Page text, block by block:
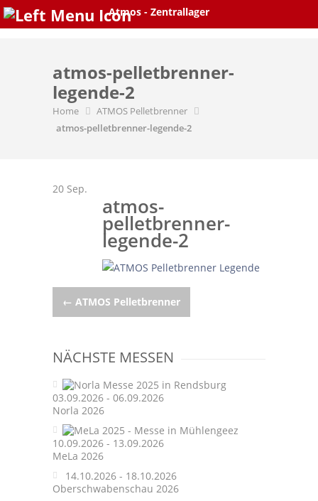
Skip
atmos-pelletbrenner-
legende-2
Home
ATMOS Pelletbrenner
atmos-pelletbrenner-legende-2
20 Sep.
atmos-
pelletbrenner-
legende-2
Post
← ATMOS Pelletbrenner
NÄCHSTE MESSEN
03.09.2026 - 06.09.2026
Norla 2026
10.09.2026 - 13.09.2026
MeLa 2026
14.10.2026 - 18.10.2026
Oberschwabenschau 2026
Atmos - Zentrallager